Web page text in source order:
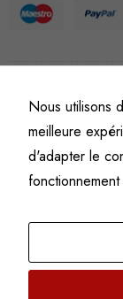
©Fine
Politique de
Nous utilisons
meilleure
d'adapter le